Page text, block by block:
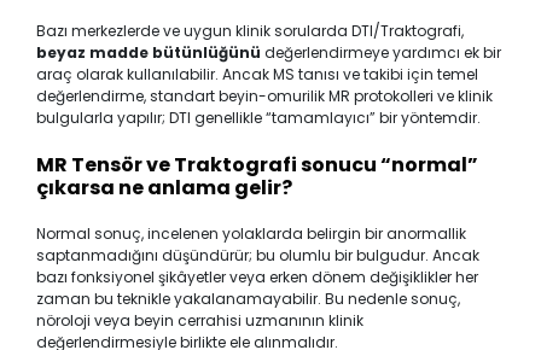
Bazı merkezlerde ve uygun klinik sorularda DTI/Traktografi,
beyaz madde bütünlüğünü değerlendirmeye yardımcı ek bir
araç olarak kullanılabilir. Ancak MS tanısı ve takibi için temel
değerlendirme, standart beyin-omurilik MR protokolleri ve klinik
bulgularla yapılır; DTI genellikle “tamamlayıcı” bir yöntemdir.
MR Tensör ve Traktografi sonucu “normal”
çıkarsa ne anlama gelir?
Normal sonuç, incelenen yolaklarda belirgin bir anormallik
saptanmadığını düşündürür; bu olumlu bir bulgudur. Ancak
bazı fonksiyonel şikâyetler veya erken dönem değişiklikler her
zaman bu teknikle yakalanamayabilir. Bu nedenle sonuç,
nöroloji veya beyin cerrahisi uzmanının klinik
değerlendirmesiyle birlikte ele alınmalıdır.